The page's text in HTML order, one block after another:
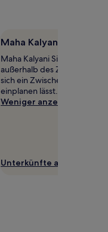
Maha Kalyani Sima
Maha Kalyani Sima befindet
außerhalb des Zentrums
sich ein Zwischenstopp
einplanen lässt.
Weniger anzeigen
Unterkünfte anzeigen